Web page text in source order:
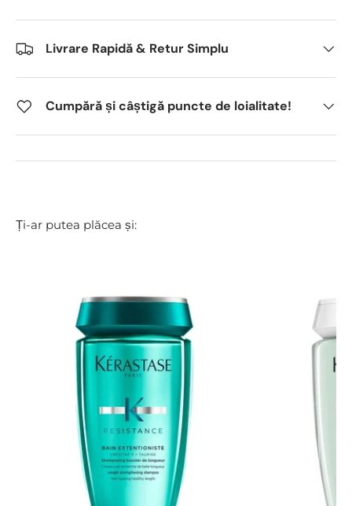
Livrare Rapidă & Retur Simplu
Cumpără și câștigă puncte de loialitate!
Ți-ar putea plăcea și: